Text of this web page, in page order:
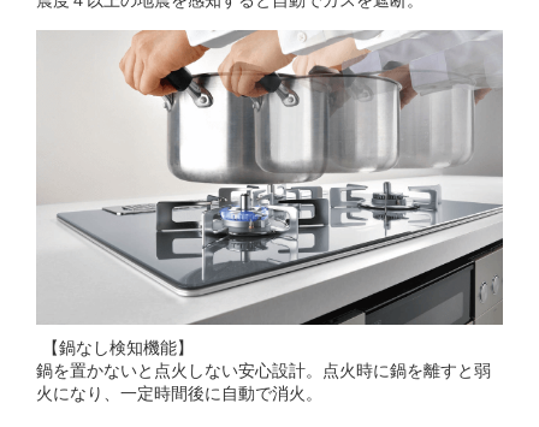
【鍋なし検知機能】
鍋を置かないと点火しない安心設計。点火時に鍋を離すと弱
火になり、一定時間後に自動で消火。